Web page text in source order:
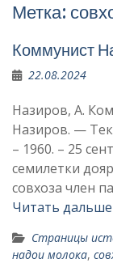
Метка:
Коммунист
22.08.2024
Назиров, А.
Назиров. —
– 1960. – 25
семилетки
совхоза член
Читать
Страницы
надои молока,